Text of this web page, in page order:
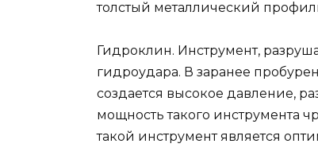
толстый металлический
Гидроклин. Инструмент,
гидроудара. В заранее
создается высокое давление,
мощность такого инструмента
такой инструмент является